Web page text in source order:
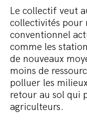
Le collectif veut
collectivités pour
conventionnel
comme les
de nouveaux
moins de
polluer les
retour au sol qui
agriculteurs.